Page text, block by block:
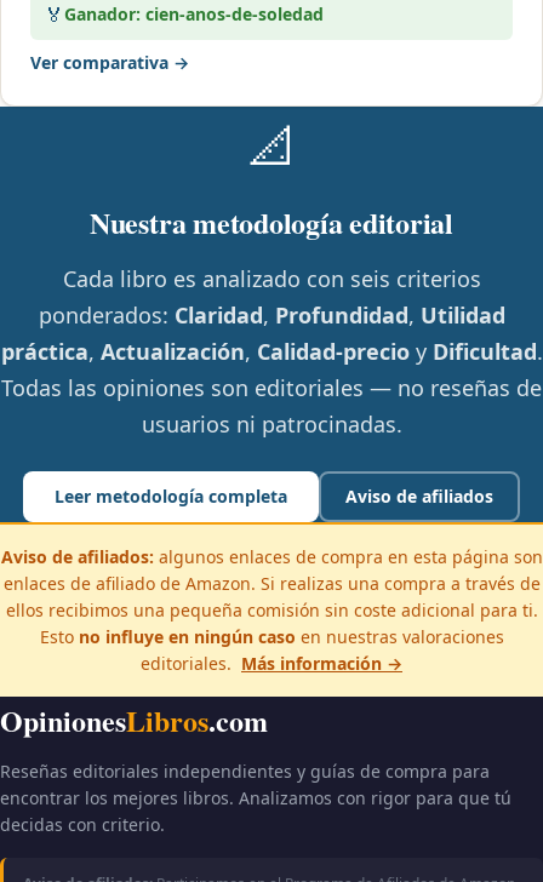
🏅 Ganador: cien-anos-de-soledad
Ver comparativa →
📐
Nuestra metodología editorial
Cada libro es analizado con seis criterios
ponderados: Claridad, Profundidad, Utilidad
práctica, Actualización, Calidad-precioy Dificultad.
Todas las opiniones son editoriales — no reseñas de
usuarios ni patrocinadas.
Leer metodología completa Aviso de afiliados
Aviso de afiliados: algunos enlaces de compra en esta página son
enlaces de afiliado de Amazon. Si realizas una compra a través de
ellos recibimos una pequeña comisión sin coste adicional para ti.
Esto no influye en ningún caso en nuestras valoraciones
editoriales. Más información →
OpinionesLibros.com
Reseñas editoriales independientes y guías de compra para
encontrar los mejores libros. Analizamos con rigor para que tú
decidas con criterio.